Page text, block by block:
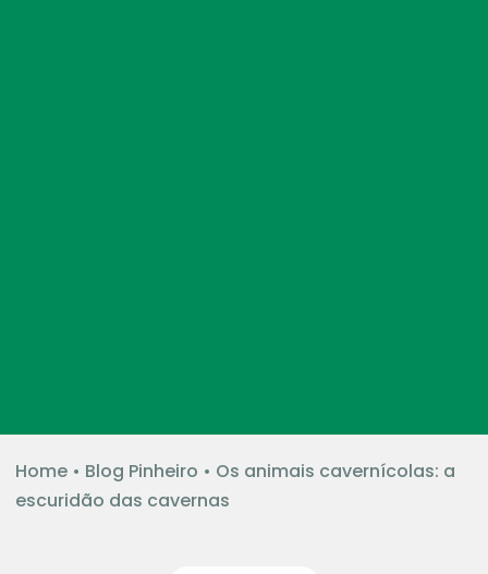
Home• Blog Pinheiro • Os animais cavernícolas: a
escuridão das cavernas